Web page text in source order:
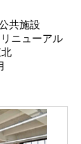
共施設
ニューアル